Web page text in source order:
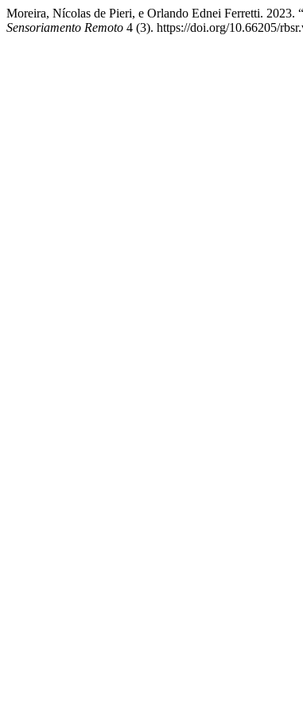
Moreira, Nícolas de Pieri, e Orlando Ednei Ferretti.
Sensoriamento Remoto 4 (3). https://doi.org/10.66205/